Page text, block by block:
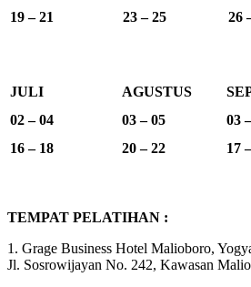
19 – 21
23 – 25 26
JULI AGUSTUS
02 – 04
03 – 05 03
16 – 18
20 – 22 17
TEMPAT PELATIHAN :
1. Grage Business Hotel Malioboro,
Jl. Sosrowijayan No. 242, Kawasan